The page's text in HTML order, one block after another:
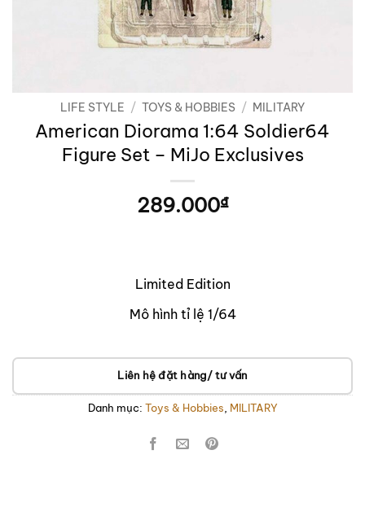
LIFE STYLE / TOYS & HOBBIES / MILITARY
American Diorama 1:64 Soldier64
Figure Set – MiJo Exclusives
289.000₫
Limited Edition
Mô hình tỉ lệ 1/64
Liên hệ đặt hàng/ tư vấn
Danh mục: Toys & Hobbies MILITARY